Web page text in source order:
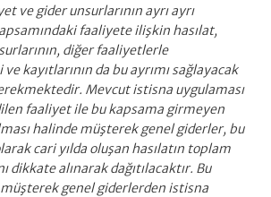
ve gider unsurlarının ayrı ayrı
faaliyete ilişkin hasılat,
diğer faaliyetlerle
kayıtlarının da bu ayrımı sağlayacak
Mevcut istisna uygulaması
faaliyet ile bu kapsama girmeyen
halinde müşterek genel giderler, bu
cari yılda oluşan hasılatın toplam
dikkate alınarak dağıtılacaktır. Bu
müşterek genel giderlerden istisna